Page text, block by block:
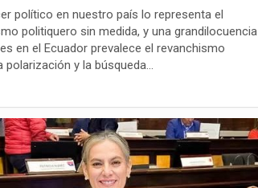
político en nuestro país lo representa el
politiquero sin medida, y una grandilocuencia
en el Ecuador prevalece el revanchismo
polarización y la búsqueda…